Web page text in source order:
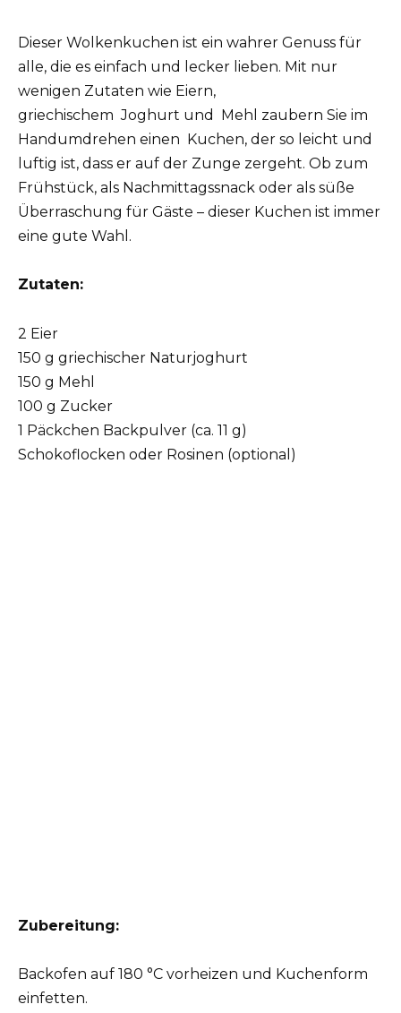
Dieser Wolkenkuchen ist ein wahrer Genuss für
alle, die es einfach und lecker lieben. Mit nur
wenigen Zutaten wie Eiern,
griechischemJoghurt und Mehl zaubern Sie im
Handumdrehen einen Kuchen, der so leicht und
luftig ist, dass er auf der Zunge zergeht. Ob zum
Frühstück, als Nachmittagssnack oder als süße
Überraschung für Gäste – dieser Kuchen ist immer
eine gute Wahl.
Zutaten:
2 Eier
150 g griechischer Naturjoghurt
150 g Mehl
100 g Zucker
1 Päckchen Backpulver (ca. 11 g)
Schokoflocken oder Rosinen (optional)
Zubereitung:
Backofen auf 180 °C vorheizen und Kuchenform
einfetten.